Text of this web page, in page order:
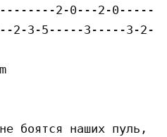
2-0---2-0------
2-3-5-----3-----3-2--
боятся наших пуль,